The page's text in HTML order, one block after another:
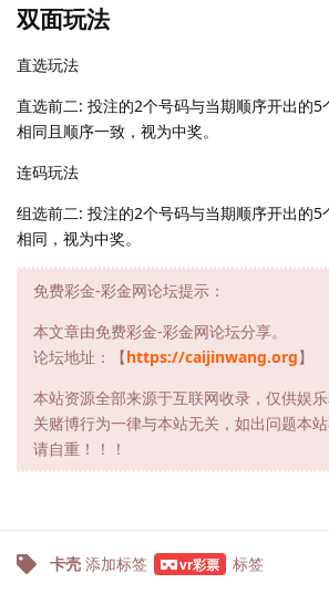
双面玩法
直选玩法
直选前二: 投注的2个号码与当期顺序开出的
相同且顺序一致，视为中奖。
连码玩法
组选前二: 投注的2个号码与当期顺序开出的
相同，视为中奖。
免费彩金-彩金网论坛提示：
本文章由免费彩金-彩金网论坛分享。
论坛地址：【https://caijinwang.org】
本站资源全部来源于互联网收录，仅供娱
关赌博行为一律与本站无关，如出问题本
请自重！！！
卡壳 添加标签 vr彩票 标签